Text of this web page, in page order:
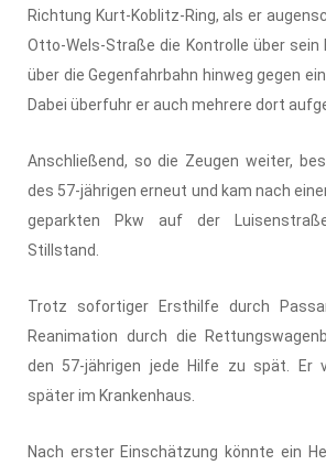
Richtung Kurt-Koblitz-Ring, als er
Otto-Wels-Straße die Kontrolle über sein
über die Gegenfahrbahn hinweg gegen
Dabei überfuhr er auch mehrere dort
Anschließend, so die Zeugen weiter,
des 57-jährigen erneut und kam nach
geparkten Pkw auf der
Stillstand.
Trotz sofortiger Ersthilfe durch
Reanimation durch die
den 57-jährigen jede Hilfe zu spät. Er
später im Krankenhaus.
Nach erster Einschätzung könnte ein